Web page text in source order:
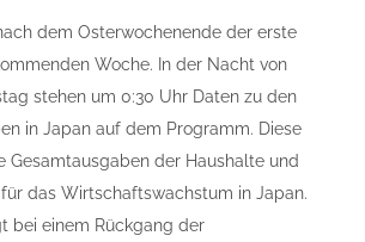
dem Osterwochenende der erste
Woche. In der Nacht von
stehen um 0:30 Uhr Daten zu den
in Japan auf dem Programm. Diese
Gesamtausgaben der Haushalte und
das Wirtschaftswachstum in Japan.
bei einem Rückgang der